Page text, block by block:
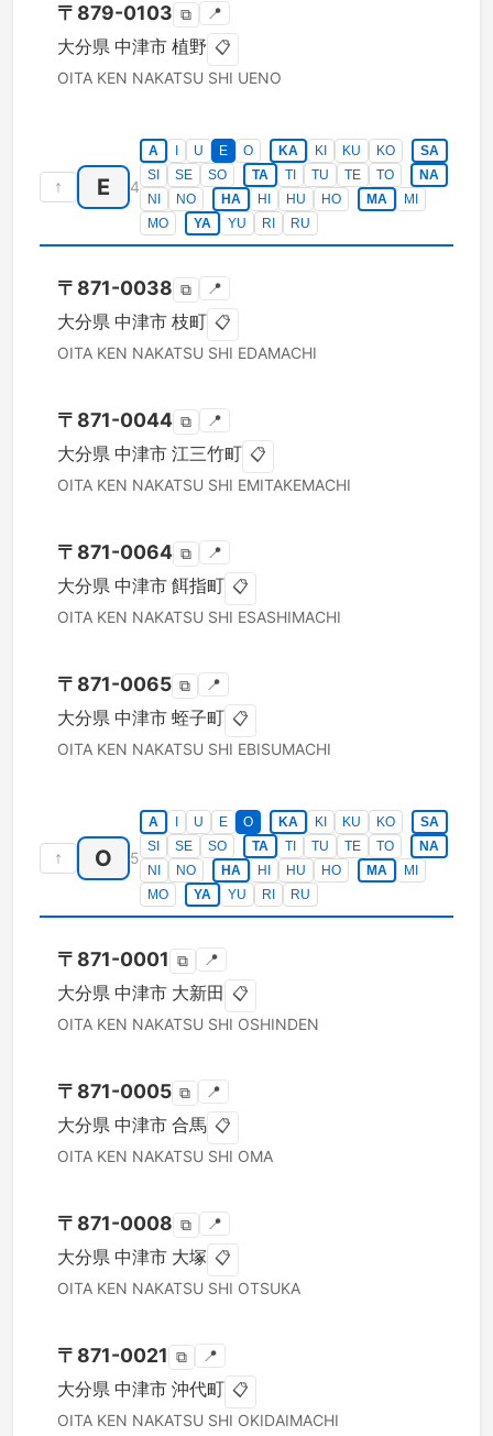
〒 879-0103 ⧉ 📍
大分県 中津市 植野 📋
OITA KEN NAKATSU SHI UENO
↑ E 4
A U E O KA KI KU KO
SA
SI
SE SO TA TI TU TE TO
NA
NI
NO HA HI HU HO MA
MI
MO
YA YU RI RU
〒 871-0038 ⧉ 📍
大分県 中津市 枝町 📋
OITA KEN NAKATSU SHI EDAMACHI
〒 871-0044 ⧉ 📍
大分県 中津市 江三竹町 📋
OITA KEN NAKATSU SHI EMITAKEMACHI
〒 871-0064 ⧉ 📍
大分県 中津市 餌指町 📋
OITA KEN NAKATSU SHI ESASHIMACHI
〒 871-0065 ⧉ 📍
大分県 中津市 蛭子町 📋
OITA KEN NAKATSU SHI EBISUMACHI
↑ O 5
A U E O KA KI KU KO
SA
SI
SE SO TA TI TU TE TO
NA
NI
NO HA HI HU HO MA
MI
MO
YA YU RI RU
〒 871-0001 ⧉ 📍
大分県 中津市 大新田 📋
OITA KEN NAKATSU SHI OSHINDEN
〒 871-0005 ⧉ 📍
大分県 中津市 合馬 📋
OITA KEN NAKATSU SHI OMA
〒 871-0008 ⧉ 📍
大分県 中津市 大塚 📋
OITA KEN NAKATSU SHI OTSUKA
〒 871-0021 ⧉ 📍
大分県 中津市 沖代町 📋
OITA KEN NAKATSU SHI OKIDAIMACHI